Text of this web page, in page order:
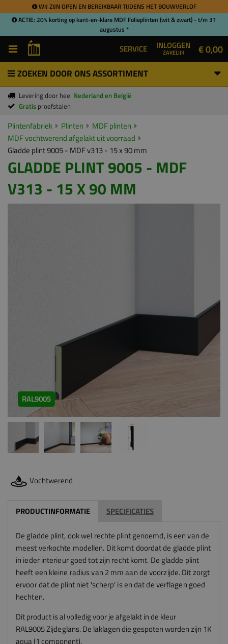
WIJ ZIJN OPEN EN BEREIKBAAR TIJDENS HET BOUWVERLOF
ACTIE: 20% korting op kant-en-klare MDF Folieplinten (wit & zwart) - t/m 31
augustus *
SERVICE INLOGGEN
ZAKELIJK € 0,00
ZOEKEN DOOR ONS ASSORTIMENT
Levering door heel Nederland en België
Gratis proefstalen
Plintenfabriek Plinten
MDF plinten
MDF vochtwerend afgelakt uit voorraad
Gladde plint 9005 - MDF v313 - 15 x 90 mm
GLADDE PLINT 9005 - MDF
V313 - 15 X 90 MM
RAL9005
Vochtwerend
PRODUCTINFORMATIE SPECIFICATIES
De gladde plint, ook wel rechte plint genoemd, is een van de
meest verkochte modellen. Dit komt doordat de gladde plint
in ieder interieur goed tot zijn recht komt. De gladde plint
heeft een kleine radius van 2 mm aan de voorzijde. Dit zorgt
ervoor dat de plint niet 'scherp' is en dat de verflagen goed
hechten.
Dit product is al volledig voor je afgelakt in de kleur
RAL9005Zijdeglans.De laklagen die gespoten worden zijn 1K
aqua (1 component).